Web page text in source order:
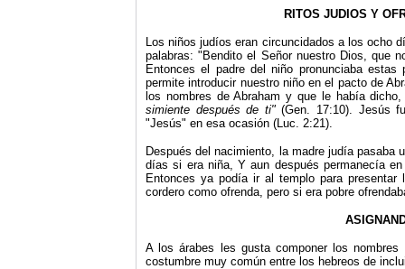
RITOS JUDIOS Y
Los niños judíos eran circuncidados a los ocho
palabras: "Bendito el Señor nuestro Dios, que
Entonces el padre del niño pronunciaba
permite introducir nuestro niño en el pacto de
los nombres de Abraham y que le había
simiente después de ti"(Gen. 17:10). Jesús
"Jesús" en esa ocasión (Luc. 2:21).
Después del nacimiento, la madre judía
días si era niña, Y aun después permanecía
Entonces ya podía ir al templo para
cordero como ofrenda, pero si era pobre
A los árabes les gusta componer los
costumbre muy común entre los hebreos de